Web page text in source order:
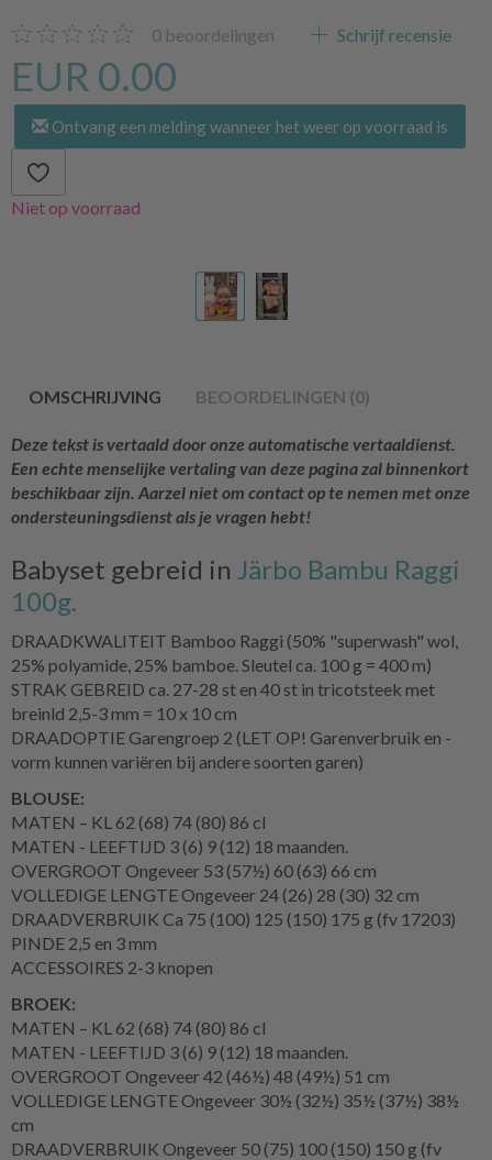
0 beoordelingen Schrijf recensie
EUR 0.00
Ontvang een melding wanneer het weer op voorraad is
Niet op voorraad
OMSCHRIJVING BEOORDELINGEN (0)
Deze tekst is vertaald door onze automatische vertaaldienst.
Een echte menselijke vertaling van deze pagina zal binnenkort
beschikbaar zijn. Aarzel niet om contact op te nemen met onze
ondersteuningsdienst als je vragen hebt!
Babyset gebreid in Järbo Bambu Raggi
100g.
DRAADKWALITEIT Bamboo Raggi (50% "superwash" wol,
25% polyamide, 25% bamboe. Sleutel ca. 100 g = 400 m)
STRAK GEBREID ca. 27-28 st en 40 st in tricotsteek met
breinld 2,5-3 mm = 10 x 10 cm
DRAADOPTIE Garengroep 2 (LET OP! Garenverbruik en -
vorm kunnen variëren bij andere soorten garen)
BLOUSE:
MATEN – KL 62 (68) 74 (80) 86 cl
MATEN - LEEFTIJD 3 (6) 9 (12) 18 maanden.
OVERGROOT Ongeveer 53 (57½) 60 (63) 66 cm
VOLLEDIGE LENGTE Ongeveer 24 (26) 28 (30) 32 cm
DRAADVERBRUIK Ca 75 (100) 125 (150) 175 g (fv 17203)
PINDE 2,5 en 3 mm
ACCESSOIRES 2-3 knopen
BROEK:
MATEN – KL 62 (68) 74 (80) 86 cl
MATEN - LEEFTIJD 3 (6) 9 (12) 18 maanden.
OVERGROOT Ongeveer 42 (46½) 48 (49½) 51 cm
VOLLEDIGE LENGTE Ongeveer 30½ (32½) 35½ (37½) 38½
cm
DRAADVERBRUIK Ongeveer 50 (75) 100 (150) 150 g (fv